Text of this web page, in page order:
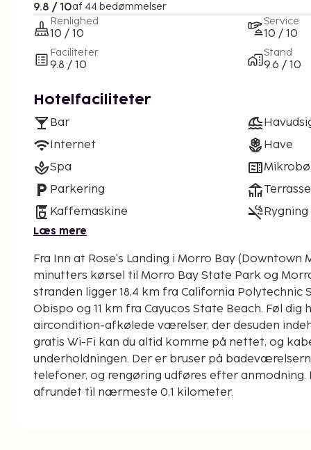
9.8 / 10af 44 bedømmelser
Renlighed
10 / 10
Faciliteter
9.8 / 10
Service
10 / 10
Stand
9.6 / 10
Hotelfaciliteter
Bar
Internet
Spa
Parkering
Kaffemaskine
Have
Terrasse
Læs mere
Fra Inn at Rose's Landing i Morro Bay (Downtown
minutters kørsel til Morro Bay State Park og Morro Rock. Dette
stranden ligger 18,4 km fra California Polytechnic
Obispo og 11 km fra Cayucos State Beach. Føl dig
aircondition-afkølede værelser, der desuden
gratis Wi-Fi kan du altid komme på nettet, og
underholdningen. Der er bruser på
telefoner, og rengøring udføres efter anmodning.
afrundet til nærmeste 0,1 kilometer.